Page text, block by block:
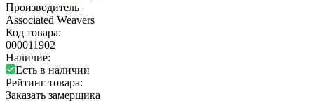
Производитель
Associated Weavers
Код товара:
000011902
Наличие:
Есть в наличии
Рейтинг товара:
Заказать замерщика